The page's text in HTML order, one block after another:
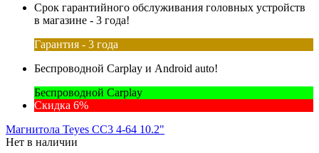
Срок гарантийного обслуживания головных устройств
в магазине - 3 года!
Гарантия - 3 года
Беспроводной Carplay и Android auto!
Беспроводной Carplay
Скидка 6%
Магнитола Teyes CC3 4-64 10.2"
Нет в наличии